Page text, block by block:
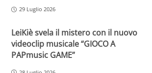
29 Luglio 2026
LeiKiè svela il mistero con il nuovo
videoclip musicale “GIOCO A
PAPmusic GAME”